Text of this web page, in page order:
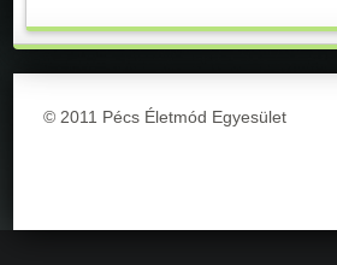
© 2011 Pécs Életmód Egyesület